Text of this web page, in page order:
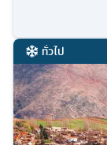
ทั่วไป